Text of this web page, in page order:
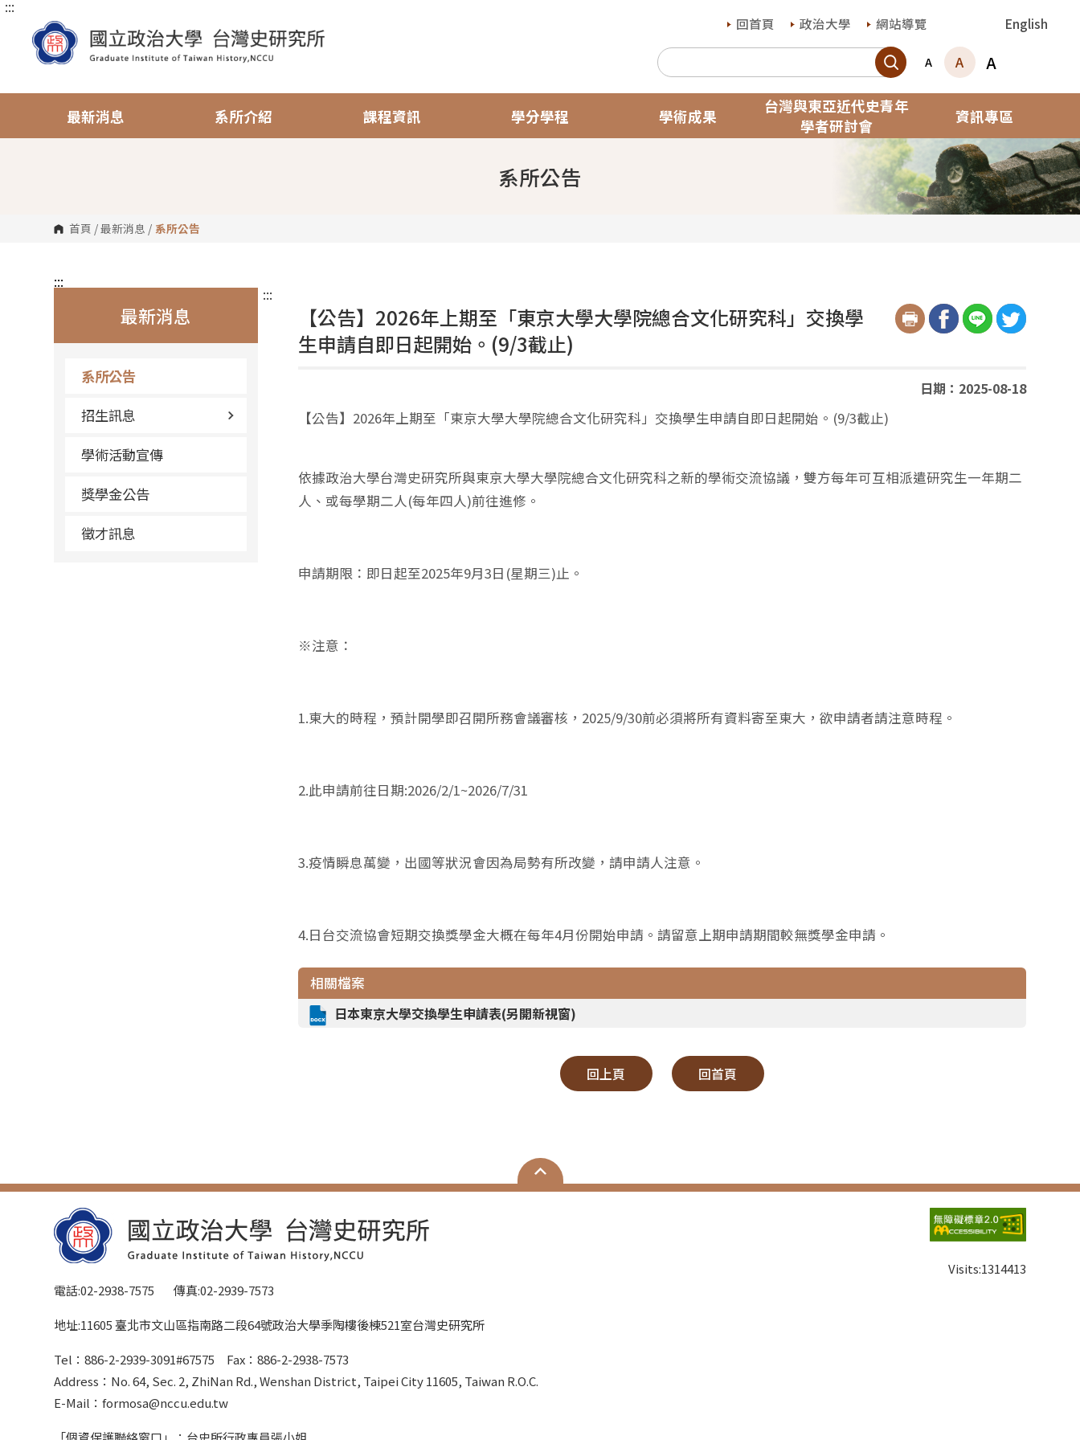
跳
塊
:::
回首頁 政治大學 網站導覽 English
搜尋A A A
最新消息 系所介紹 課程資訊 學分學程 學術成果
台灣與東亞近代史青年
學者研討會
資訊專區
系所公告
首頁 /最新消息 / 系所公告
:::
最新消息
系所公告
招生訊息
學術活動宣傳
獎學金公告
徵才訊息
:::
【公告】2026年上期至「東京大學大學院總合文化研究科」交換學
生申請自即日起開始。(9/3截止)
日期：2025-08-18
【公告】2026年上期至「東京大學大學院總合文化研究科」交換學生申請自即日起開始。(9/3截止)
依據政治大學台灣史研究所與東京大學大學院總合文化研究科之新的學術交流協議，雙方每年可互相派遣研究生一年期二
人、或每學期二人(每年四人)前往進修。
申請期限：即日起至2025年9月3日(星期三)止。
※注意：
1.東大的時程，預計開學即召開所務會議審核，2025/9/30前必須將所有資料寄至東大，欲申請者請注意時程。
2.此申請前往日期:2026/2/1~2026/7/31
3.疫情瞬息萬變，出國等狀況會因為局勢有所改變，請申請人注意。
4.日台交流協會短期交換獎學金大概在每年4月份開始申請。請留意上期申請期間較無獎學金申請。
相關檔案
日本東京大學交換學生申請表(另開新視窗)
回上頁 回首頁
電話:02-2938-7575 傳真:02-2939-7573
地址:11605 臺北市文山區指南路二段64號政治大學季陶樓後棟521室台灣史研究所
Tel：886-2-2939-3091#67575 Fax：886-2-2938-7573
Address：No. 64, Sec. 2, ZhiNan Rd., Wenshan District, Taipei City 11605, Taiwan R.O.C.
E-Mail：formosa@nccu.edu.tw
Visits:1314413